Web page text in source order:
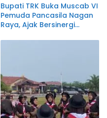
Bupati TRK Buka Muscab VI
Pemuda Pancasila Nagan
Raya, Ajak Bersinergi
Pembangunan Daerah